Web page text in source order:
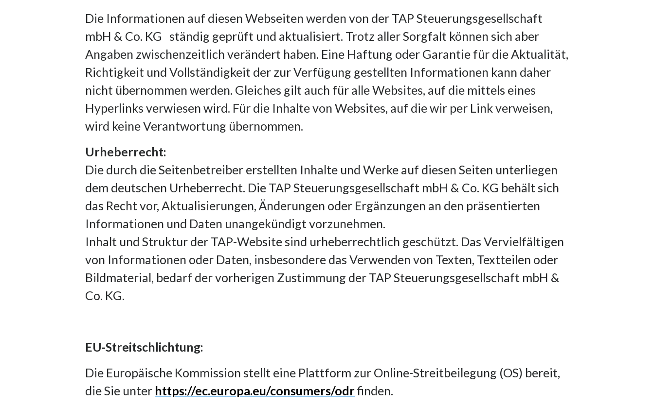
Die Informationen auf diesen Webseiten werden von der TAP Steuerungsgesellschaft
mbH & Co. KG ständig geprüft und aktualisiert. Trotz aller Sorgfalt können sich aber
Angaben zwischenzeitlich verändert haben. Eine Haftung oder Garantie für die Aktualität,
Richtigkeit und Vollständigkeit der zur Verfügung gestellten Informationen kann daher
nicht übernommen werden. Gleiches gilt auch für alle Websites, auf die mittels eines
Hyperlinks verwiesen wird. Für die Inhalte von Websites, auf die wir per Link verweisen,
wird keine Verantwortung übernommen.
Urheberrecht:
Die durch die Seitenbetreiber erstellten Inhalte und Werke auf diesen Seiten unterliegen
dem deutschen Urheberrecht. Die TAP Steuerungsgesellschaft mbH & Co. KG behält sich
das Recht vor, Aktualisierungen, Änderungen oder Ergänzungen an den präsentierten
Informationen und Daten unangekündigt vorzunehmen.
Inhalt und Struktur der TAP-Website sind urheberrechtlich geschützt. Das Vervielfältigen
von Informationen oder Daten, insbesondere das Verwenden von Texten, Textteilen oder
Bildmaterial, bedarf der vorherigen Zustimmung der TAP Steuerungsgesellschaft mbH &
Co. KG.
EU-Streitschlichtung:
Die Europäische Kommission stellt eine Plattform zur Online-Streitbeilegung (OS) bereit,
die Sie unter https://ec.europa.eu/consumers/odrfinden.